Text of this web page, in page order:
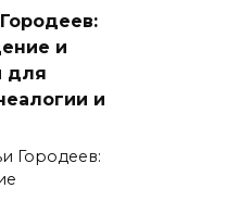
и
для
и
Городеев: